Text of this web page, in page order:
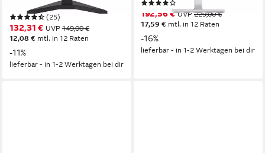
Produktdatenblatt
(25)
132,31 € UVP 149,00 €
12,08 € mtl. in 12 Raten
-11%
lieferbar - in 1-2 Werktagen bei dir
192,56 € UVP229,00 €
17,59 € mtl. in 12 Raten
-16%
lieferbar - in 1-2 Werktagen bei dir